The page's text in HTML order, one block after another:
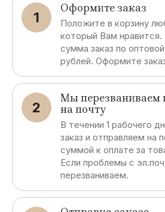
1
Оформите заказ
Положите в корзину
который Вам
сумма заказ по
рублей. Оформите
2
Мы
на почту
В течении 1 рабочего
заказ и отправляем на
суммой к оплате за
Если проблемы с
перезваниваем.